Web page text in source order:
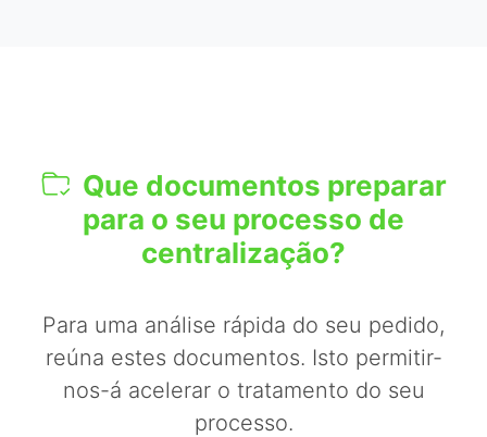
Que documentos preparar
para o seu processo de
centralização?
Para uma análise rápida do seu pedido,
reúna estes documentos. Isto permitir-
nos-á acelerar o tratamento do seu
processo.